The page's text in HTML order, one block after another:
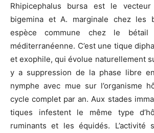
Rhipicephalus bursa est le
bigemina et A. marginale chez les
espèce commune chez le
méditerranéenne. C’est une tique
et exophile, qui évolue naturellement
y a suppression de la phase libre
nymphe avec mue sur l’organisme
cycle complet par an. Aux stades
tiques infestent le même type
ruminants et les équidés. L’activité